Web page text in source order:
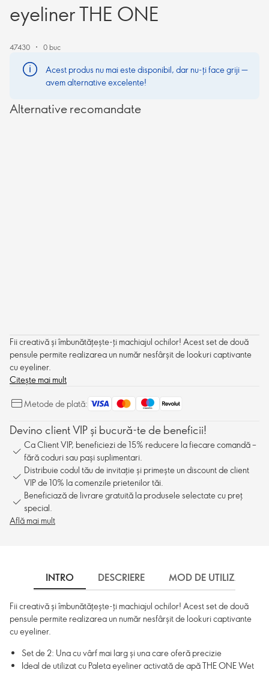
eyeliner THE ONE
47430 0 buc
Acest produs nu mai este disponibil, dar nu-ți face griji —
avem alternative excelente!
Alternative recomandate
Fii creativă și îmbunătățește-ți machiajul ochilor! Acest set de două
pensule permite realizarea un număr nesfârșit de lookuri captivante
cu eyeliner.
Citește mai mult
Metode de plată:
Devino client VIP și bucură-te de beneficii!
Ca Client VIP, beneficiezi de 15% reducere la fiecare comandă –
fără coduri sau pași suplimentari.
Distribuie codul tău de invitație și primește un discount de client
VIP de 10% la comenzile prietenilor tăi.
Beneficiază de livrare gratuită la produsele selectate cu preț
special.
Află mai mult
INTRO DESCRIERE MOD DE UTILIZARE
Fii creativă și îmbunătățește-ți machiajul ochilor! Acest set de două
pensule permite realizarea un număr nesfârșit de lookuri captivante
cu eyeliner.
Set de 2: Una cu vârf mai larg și una care oferă precizie
Ideal de utilizat cu Paleta eyeliner activată de apă THE ONE Wet